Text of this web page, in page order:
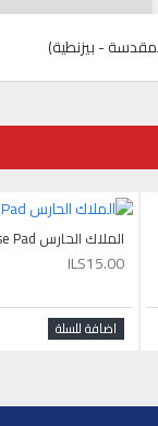
- بيزنطية)
الملاك الحارس Mouse Pad
ILS15.00
اضافة للسلة